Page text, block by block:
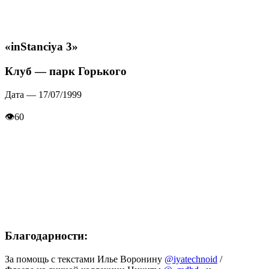
«inStanciya 3»
Клуб — парк Горького
Дата — 17/07/1999
👁60
Благодарности:
За помощь с текстами Илье Воронину @iyatechnoid /